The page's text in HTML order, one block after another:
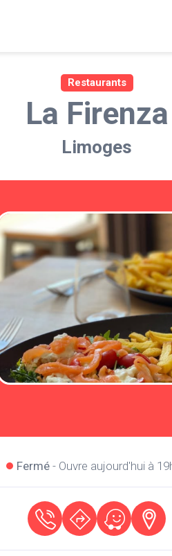
Restaurants
La Firenza
Limoges
Fermé- Ouvre aujourd'hui à